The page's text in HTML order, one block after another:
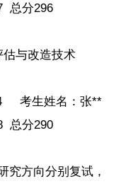
总分296
与改造技术
考生姓名：张**
总分290
方向分别复试，